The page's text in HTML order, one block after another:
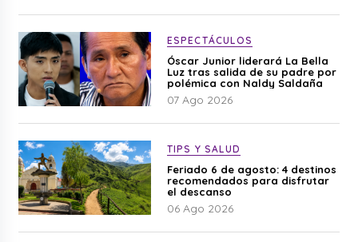
ESPECTÁCULOS
Óscar Junior liderará La Bella
Luz tras salida de su padre por
polémica con Naldy Saldaña
07 Ago 2026
TIPS Y SALUD
Feriado 6 de agosto: 4 destinos
recomendados para disfrutar
el descanso
06 Ago 2026